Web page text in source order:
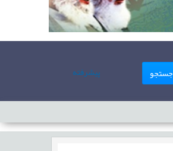
جستجو پیشرفته